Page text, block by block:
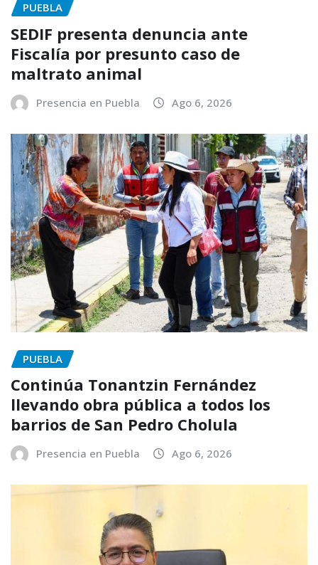
PUEBLA
SEDIF presenta denuncia ante
Fiscalía por presunto caso de
maltrato animal
Presencia en Puebla Ago 6, 2026
PUEBLA
Continúa Tonantzin Fernández
llevando obra pública a todos los
barrios de San Pedro Cholula
Presencia en Puebla Ago 6, 2026